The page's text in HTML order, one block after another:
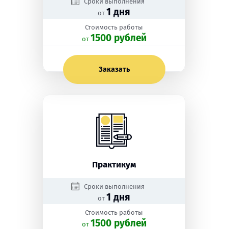
от 1 дня
Стоимость работы
oт 1500 рублей
Заказать
Практикум
Сроки выполнения
от 1 дня
Стоимость работы
oт 1500 рублей